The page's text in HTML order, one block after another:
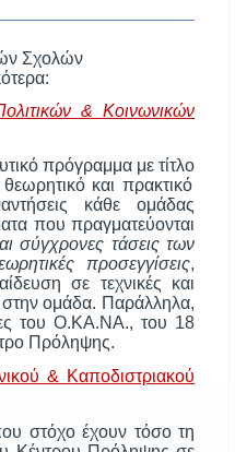
Σχολών
& Κοινωνικών
πρόγραμμα με τίτλο
και πρακτικό
κάθε ομάδας
που πραγματεύονται
σύγχρονες τάσεις των
προσεγγίσεις,
σε τεχνικές και
ομάδα. Παράλληλα,
του Ο.ΚΑ.ΝΑ., του 18
Πρόληψης.
& Καποδιστριακού
στόχο έχουν τόσο τη